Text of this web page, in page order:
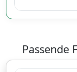
Passende